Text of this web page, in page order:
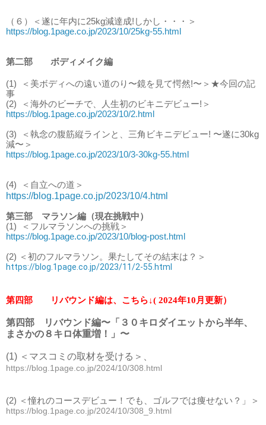
（６）＜遂に年内に25kg減達成!しかし・・・＞
https://blog.1page.co.jp/2023/10/25kg-55.html
第二部 ボディメイク編
(1)
＜美ボディへの遠い道のり〜鏡を見て愕然!〜＞★今回の記
事
(2)
＜海外のビーチで、人生初のビキニデビュー!＞
https://blog.1page.co.jp/2023/10/2.html
(3)
＜執念の腹筋縦ラインと、三角ビキニデビュー! 〜遂に30kg
減〜＞
https://blog.1page.co.jp/2023/10/3-30kg-55.html
(4) ＜自立への道＞
https://blog.1page.co.jp/2023/10/4.html
第三部 マラソン編（現在挑戦中）
(1)
＜フルマラソンへの挑戦＞
https://blog.1page.co.jp/2023/10/blog-post.html
(2) ＜初のフルマラソン。果たしてその結末は？＞
https://blog.1page.co.jp/2023/11/2-55.html
第四部 リバウンド編は、こちら↓( 2024年10月更新）
第四部 リバウンド編〜「３０キロダイエットから半年、
まさかの８キロ体重増！」〜
(1) ＜マスコミの取材を受ける＞、
https://blog.1page.co.jp/2024/10/308.html
(2) ＜憧れのコースデビュー！でも、ゴルフでは痩せない？」＞
https://blog.1page.co.jp/2024/10/308_9.html